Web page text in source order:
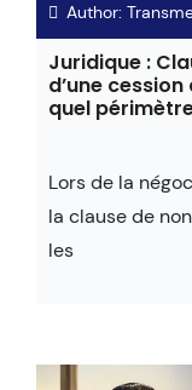
Author:
Juridique :
d’une
quel
Lors de la
la clause de
les